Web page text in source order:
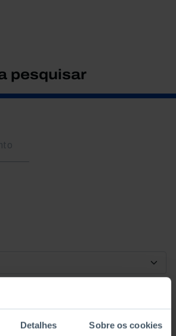
Detalhes Sobre os cookies
pesquisar